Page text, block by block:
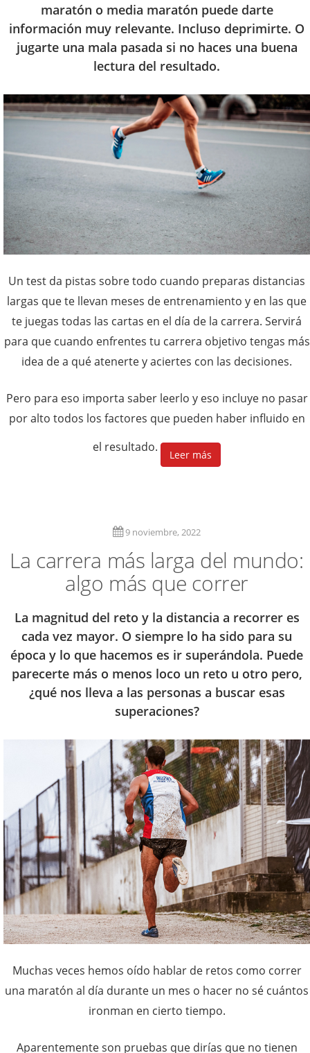
maratón o media maratón puede darte
información muy relevante. Incluso deprimirte. O
jugarte una mala pasada si no haces una buena
lectura del resultado.
Un test da pistas sobre todo cuando preparas distancias
largas que te llevan meses de entrenamiento y en las que
te juegas todas las cartas en el día de la carrera. Servirá
para que cuando enfrentes tu carrera objetivo tengas más
idea de a qué atenerte y aciertes con las decisiones.
Pero para eso importa saber leerlo y eso incluye no pasar
por alto todos los factores que pueden haber influido en
el resultado.
Leer más
9 noviembre, 2022
La carrera más larga del mundo:
algo más que correr
La magnitud del reto y la distancia a recorrer es
cada vez mayor. O siempre lo ha sido para su
época y lo que hacemos es ir superándola. Puede
parecerte más o menos loco un reto u otro pero,
¿qué nos lleva a las personas a buscar esas
superaciones?
Muchas veces hemos oído hablar de retos como correr
una maratón al día durante un mes o hacer no sé cuántos
ironman en cierto tiempo.
Aparentemente son pruebas que dirías que no tienen